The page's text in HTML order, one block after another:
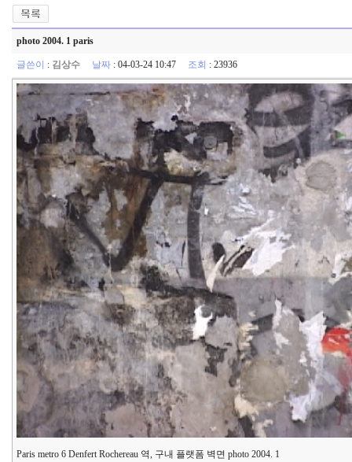
photo 2004. 1 paris
글쓴이 : 김상수 날짜 : 04-03-24 10:47 조회 : 23936
Paris metro 6 Denfert Rochereau 역, 구내 플랫폼 벽면 photo 2004. 1